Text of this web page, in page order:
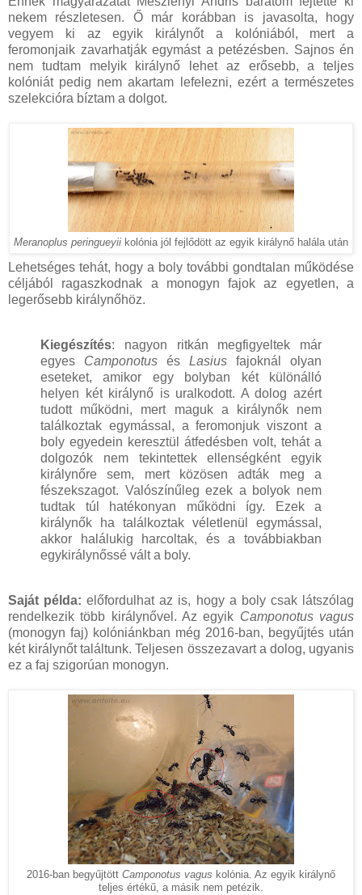
nekem részletesen. Ő már korábban is javasolta, hogy
vegyem ki az egyik királynőt a kolóniából, mert a
feromonjaik zavarhatják egymást a petézésben. Sajnos én
nem tudtam melyik királynő lehet az erősebb, a teljes
kolóniát pedig nem akartam lefelezni, ezért a természetes
szelekcióra bíztam a dolgot.
Meranoplus peringueyii kolónia jól fejlődött az egyik királynő halála után
Lehetséges tehát, hogy a boly további gondtalan működése
céljából ragaszkodnak a monogyn fajok az egyetlen, a
legerősebb királynőhöz.
Kiegészítés: nagyon ritkán megfigyeltek már
egyes Camponotus és Lasius fajoknál olyan
eseteket, amikor egy bolyban két különálló
helyen két királynő is uralkodott. A dolog azért
tudott működni, mert maguk a királynők nem
találkoztak egymással, a feromonjuk viszont a
boly egyedein keresztül átfedésben volt, tehát a
dolgozók nem tekintettek ellenségként egyik
királynőre sem, mert közösen adták meg a
fészekszagot. Valószínűleg ezek a bolyok nem
tudtak túl hatékonyan működni így. Ezek a
királynők ha találkoztak véletlenül egymással,
akkor halálukig harcoltak, és a továbbiakban
egykirálynőssé vált a boly.
Saját példa:előfordulhat az is, hogy a boly csak látszólag
rendelkezik több királynővel. Az egyik Camponotus vagus
(monogyn faj) kolóniánkban még 2016-ban, begyűjtés után
két királynőt találtunk. Teljesen összezavart a dolog, ugyanis
ez a faj szigorúan monogyn.
2016-ban begyűjtött Camponotus vagus kolónia. Az egyik királynő
teljes értékű, a másik nem petézik.